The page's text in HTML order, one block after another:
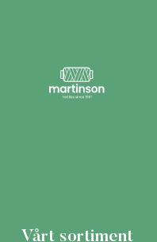
Vårt sortiment